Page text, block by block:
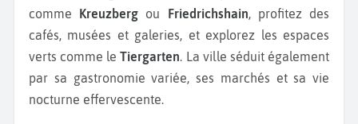
comme Kreuzberg ou Friedrichshain, profitez des
cafés, musées et galeries, et explorez les espaces
verts comme leTiergarten. La ville séduit également
par sa gastronomie variée, ses marchés et sa vie
nocturne effervescente.